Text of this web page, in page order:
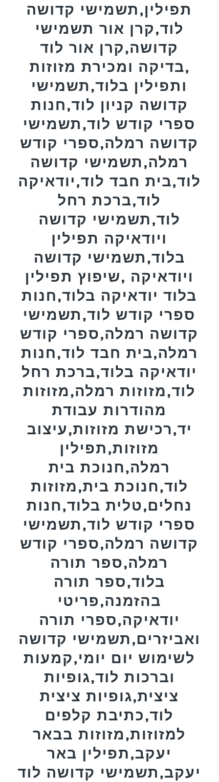
תפילין,תשמישי קדושה
לוד,קרן אור תשמישי
קדושה,קרן אור לוד
,בדיקה ומכירת מזוזות
ותפילין בלוד,תשמישי
קדושה קניון לוד,חנות
ספרי קודש לוד,תשמישי
קדושה רמלה,ספרי קודש
רמלה,תשמישי קדושה
לוד,בית חבד לוד,יודאיקה
לוד,ברכת רחל
לוד,תשמישי קדושה
ויודאיקה תפילין
בלוד,תשמישי קדושה
ויודאיקה ,שיפוץ תפילין
בלוד יודאיקה בלוד,חנות
ספרי קודש לוד,תשמישי
קדושה רמלה,ספרי קודש
רמלה,בית חבד לוד,חנות
יודאיקה בלוד,ברכת רחל
לוד,מזוזות רמלה,מזוזות
מהודרות עבודת
יד,רכישת מזוזות,עיצוב
מזוזות,תפילין
רמלה,חנוכת בית
לוד,חנוכת בית,מזוזות
נחלים,טלית בלוד,חנות
ספרי קודש לוד,תשמישי
קדושה רמלה,ספרי קודש
רמלה,ספר תורה
בלוד,ספר תורה
בהזמנה,פריטי
יודאיקה,ספרי תורה
ואביזרים,תשמישי קדושה
לשימוש יום יומי,קמעות
וברכות לוד,גופיות
ציצית,גופיות ציצית
לוד,כתיבת קלפים
למזוזות,מזוזות בבאר
יעקב,תפילין באר
יעקב,תשמישי קדושה לוד